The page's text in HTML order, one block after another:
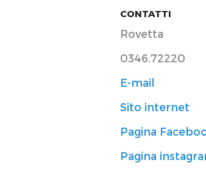
CONTATTI
Rovetta
0346.72220
E-mail
Sito internet
Pagina
Pagina